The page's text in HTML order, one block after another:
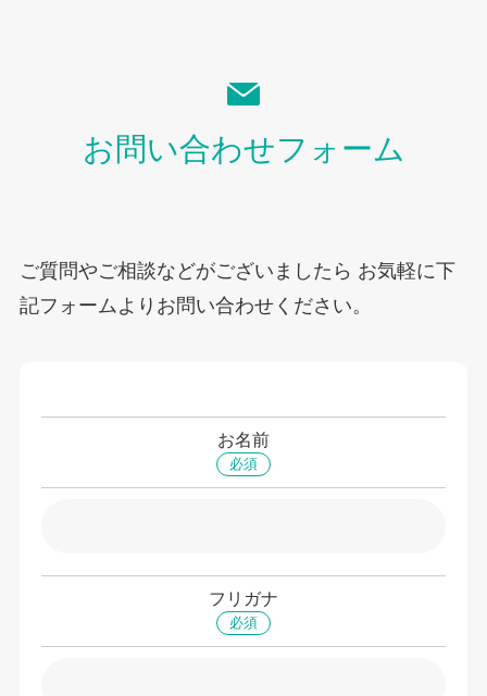
お問い合わせフォーム
ご質問やご相談などがございましたら お気軽に下
記フォームよりお問い合わせください。
お名前
必須
フリガナ
必須